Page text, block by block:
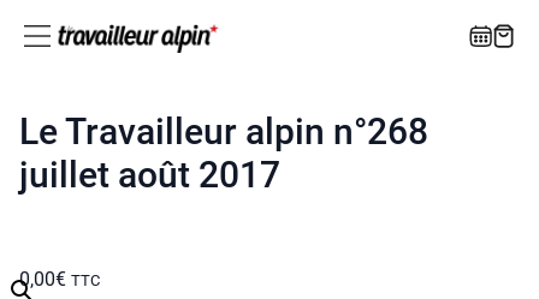
Le Travailleur alpin n°268
juillet août 2017
0,00€ TTC